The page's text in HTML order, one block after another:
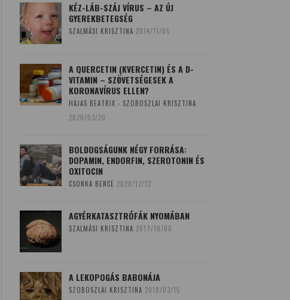
KÉZ-LÁB-SZÁJ VÍRUS – AZ ÚJ
GYEREKBETEGSÉG
SZALMÁSI KRISZTINA 2014/11/05
A QUERCETIN (KVERCETIN) ÉS A D-
VITAMIN – SZÖVETSÉGESEK A
KORONAVÍRUS ELLEN?
HAJAS BEATRIX - SZOBOSZLAI KRISZTINA
2020/03/20
BOLDOGSÁGUNK NÉGY FORRÁSA:
DOPAMIN, ENDORFIN, SZEROTONIN ÉS
OXITOCIN
CSONKA BENCE 2020/12/12
AGYÉRKATASZTRÓFÁK NYOMÁBAN
SZALMÁSI KRISZTINA 2017/10/08
A LEKOPOGÁS BABONÁJA
SZOBOSZLAI KRISZTINA 2018/03/15